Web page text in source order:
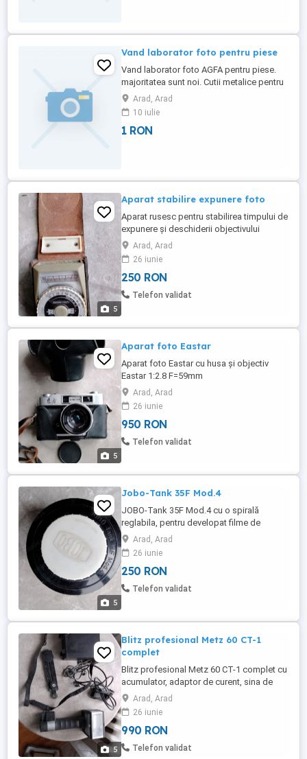
Vand laborator foto pentru piese
Vand laborator foto AGFA pentru piese.
majoritatea sunt noi. Cutii metalice pentru
hartia foto cu inchidere compacta fara a
patrunde lumina.
Arad, Arad
10 iulie
1 RON
5
Aparat stabilire expunere foto
Aparat rusesc pentru stabilirea timpului de
expunere și deschiderii objectivului
Arad, Arad
26 iunie
250 RON
Telefon validat
5
Aparat foto Eastar
Aparat foto Eastar cu husa și objectiv
Eastar 1:2.8 F=59mm
Arad, Arad
26 iunie
950 RON
Telefon validat
5
Jobo-Tank 35F Mod.4
JOBO-Tank 35F Mod.4 cu o spirală
reglabila, pentru developat filme de
35mm, 4,5x6mm și 6x9mm.
Arad, Arad
26 iunie
250 RON
Telefon validat
5
Blitz profesional Metz 60 CT-1
complet
Blitz profesional Metz 60 CT-1 complet cu
acumulator, adaptor de curent, sina de
prindere și cablul de legătură la camera
Arad, Arad
26 iunie
990 RON
Telefon validat